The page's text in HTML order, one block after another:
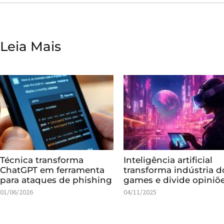
Leia Mais
Técnica transforma
ChatGPT em ferramenta
para ataques de phishing
01/06/2026
Inteligência artificial
transforma indústria
games e divide
04/11/2025